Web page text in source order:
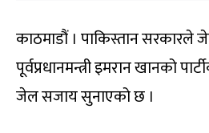
काठमाडौं । पाकिस्तान सरकारले
पूर्वप्रधानमन्त्री इमरान खानको
जेल सजाय सुनाएको छ ।